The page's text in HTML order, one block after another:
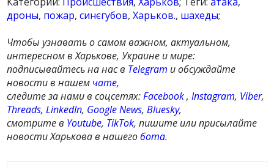
дроны, пожар,синєгубов,Харьков., шахеды;
Чтобы узнавать о самом важном, актуальном,
интересном в Харькове, Украине и мире:
подписывайтесь на нас в Telegram и обсуждайте
новости в нашем чате,
следите за нами в соцсетях:Facebook,Instagram, Viber,
Threads,LinkedIn, Google News,Bluesky,
смотрите в Youtube, TikTok, пишите или присылайте
новости Харькова в нашегобота.